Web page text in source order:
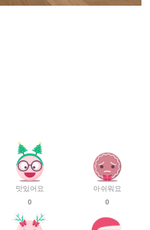
맛있어요
0
아쉬워요
0